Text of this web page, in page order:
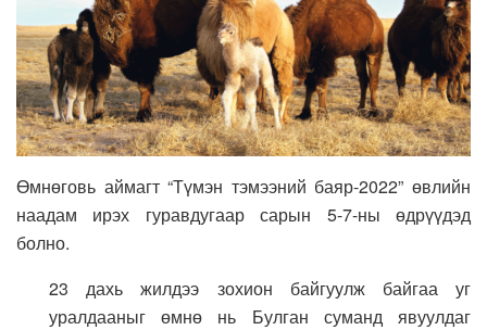
Өмнөговь аймагт “Түмэн тэмээний баяр-2022” өвлийн
наадам ирэх гуравдугаар сарын 5-7-ны өдрүүдэд
болно.
23 дахь жилдээ зохион байгуулж байгаа уг
уралдааныг өмнө нь Булган суманд явуулдаг